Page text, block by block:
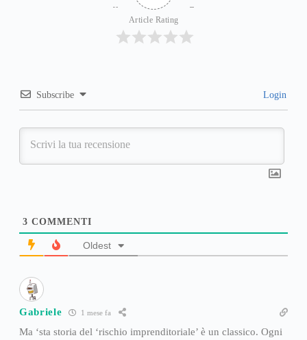
Article Rating
Subscribe Login
3 COMMENTI
Oldest
Gabriele 1 mese fa
Ma ‘sta storia del ‘rischio imprenditoriale’ è un classico. Ogni